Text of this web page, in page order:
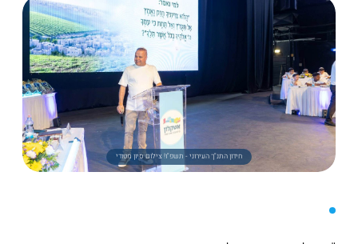
חידון התנ"ך העירוני - תשפ"ו! צילום סיון מטודי